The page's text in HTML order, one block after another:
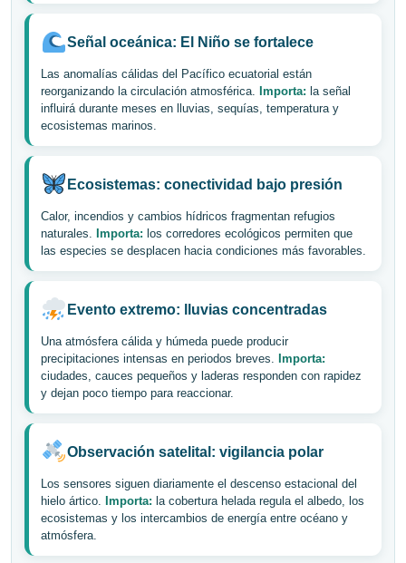
Señal oceánica: El Niño se fortalece
Las anomalías cálidas del Pacífico ecuatorial están
reorganizando la circulación atmosférica. Importa: la señal
influirá durante meses en lluvias, sequías, temperatura y
ecosistemas marinos.
Ecosistemas: conectividad bajo presión
Calor, incendios y cambios hídricos fragmentan refugios
naturales. Importa: los corredores ecológicos permiten que
las especies se desplacen hacia condiciones más favorables.
Evento extremo: lluvias concentradas
Una atmósfera cálida y húmeda puede producir
precipitaciones intensas en periodos breves. Importa:
ciudades, cauces pequeños y laderas responden con rapidez
y dejan poco tiempo para reaccionar.
Observación satelital: vigilancia polar
Los sensores siguen diariamente el descenso estacional del
hielo ártico. Importa: la cobertura helada regula el albedo, los
ecosistemas y los intercambios de energía entre océano y
atmósfera.